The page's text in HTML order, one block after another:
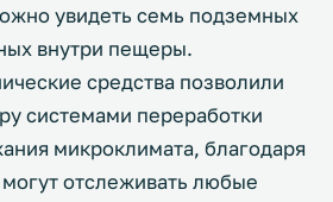
увидеть семь подземных
внутри пещеры.
средства позволили
системами переработки
микроклимата, благодаря
отслеживать любые